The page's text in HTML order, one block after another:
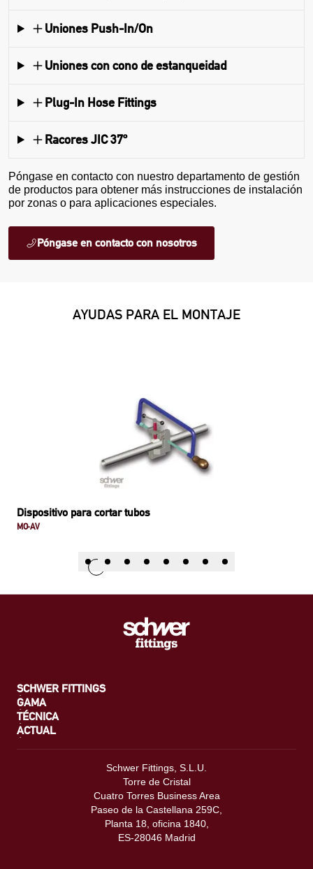
Uniones Push-In/On
Uniones con cono de estanqueidad
Plug-In Hose Fittings
Racores JIC 37º
Póngase en contacto con nuestro departamento de gestión
de productos para obtener más instrucciones de instalación
por zonas o para aplicaciones especiales.
Póngase en contacto con nosotros
AYUDAS PARA EL MONTAJE
Dispositivo para cortar tubos
MO-AV
SCHWER FITTINGS
GAMA
TÉCNICA
ACTUAL
Schwer Fittings, S.L.U.
Torre de Cristal
Cuatro Torres Business Area
Paseo de la Castellana 259C,
Planta 18, oficina 1840,
ES-28046 Madrid